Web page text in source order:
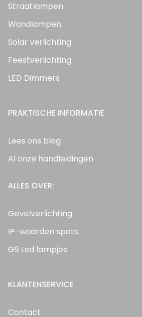
Straatlampen
Wandlampen
Solar verlichting
Feestverlichting
LED Dimmers
PRAKTISCHE INFORMATIE
Lees ons blog
Al onze handleidingen
ALLES OVER:
Gevelverlichting
IP-waarden spots
G9 Led lampjes
KLANTENSERVICE
Contact